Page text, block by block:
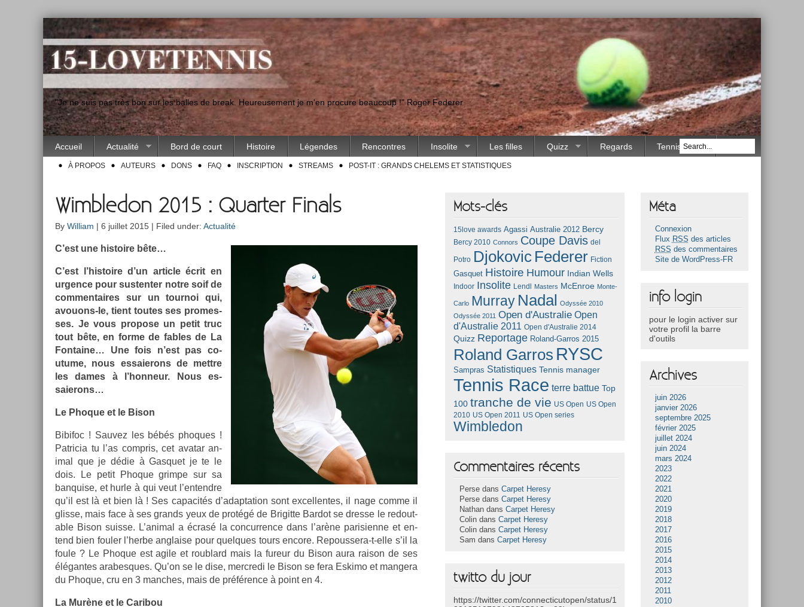
"Je ne suis pas très bon sur les balles de break. Heureusement je m'en procure beaucoup !" Roger Federer
Accueil Actualité Bord de court Histoire Légendes Rencontres Insolite Les filles Quizz Regards Tennis Race
À PROPOS AUTEURS DONS FAQ INSCRIPTION STREAMS POST-IT : GRANDS CHELEMS ET STATISTIQUES
Wimbledon 2015 : Quarter Finals
By William | 6 juillet 2015 | Filed under: Actualité
C’est une his­toire bête…
C’est l’his­toire d’un ar­ticle écrit en
urg­ence pour sus­tent­er notre soif de
com­men­taires sur un tour­noi qui,
avouons-le, tient toutes ses pro­mes­
ses. Je vous pro­pose un petit truc
tout bête, en forme de f­ables de La
Fon­taine… Une fois n’est pas co­
utume, nous es­saierons de mettre
les dames à l’hon­neur. Nous es­
saierons…
Le Phoque et le Bison
Bi­bifoc ! Sauvez les bébés phoques !
Pat­ricia tu l’as com­pris, cet avatar an­
im­al que je dédie à Gas­quet je te le
dois. Le petit Phoque grim­pe sur sa
ban­qu­ise, et hurle à qui veut l’en­tendre
qu’il est là et bien là ! Ses capacités d’adap­ta­tion sont ex­cel­lentes, il nage comme il
glis­se, mais face à ses grands yeux de protégé de Brigit­te Bar­dot se dres­se le re­dout­
able Bison suis­se. L’anim­al a écrasé la con­curr­ence dans l’arène parisien­ne et en­
tend bien foul­er l’herbe an­gla­ise pour quel­ques tours en­core. Repoussera-t-elle s’il la
foule ? Le Phoque est agile et roub­lard mais la fureur du Bison aura raison de ses
élégan­tes arabes­ques. Qu’on se le dise, mercredi le Bison se fera Es­kimo et man­gera
du Phoque, cru en 3 man­ches, mais de préférence à point en 4.
La Murène et le Caribou
Mots-clés
15love awards Agassi Australie 2012 Bercy
Bercy 2010 Connors Coupe Davis del
Potro Djokovic Federer Fiction
Gasquet Histoire Humour Indian Wells
Indoor Insolite Lendl Masters McEnroe Monte-
Carlo Murray Nadal
Odyssée 2010
Odyssée 2011 Open d'Australie Open
d'Australie 2011 Open d'Australie 2014
Quizz Reportage Roland-Garros 2015
Roland Garros RYSC
Sampras Statistiques Tennis manager
Tennis Race terre battue Top
100 tranche de vie US Open US Open
2010 US Open 2011 US Open series
Wimbledon
Commentaires récents
Perse dansCarpet Heresy
Perse dansCarpet Heresy
Nathan dansCarpet Heresy
Colin dansCarpet Heresy
Colin dansCarpet Heresy
Sam dansCarpet Heresy
twitto du jour
https://twitter.com/connecticutopen/status/1
Méta
Connexion
Flux RSS des articles
RSS des commentaires
Site de WordPress-FR
info login
pour le login activer sur
votre profil la barre
d'outils
Archives
juin 2026
janvier 2026
septembre 2025
février 2025
juillet 2024
juin 2024
mars 2024
2023
2022
2021
2020
2019
2018
2017
2016
2015
2014
2013
2012
2011
2010